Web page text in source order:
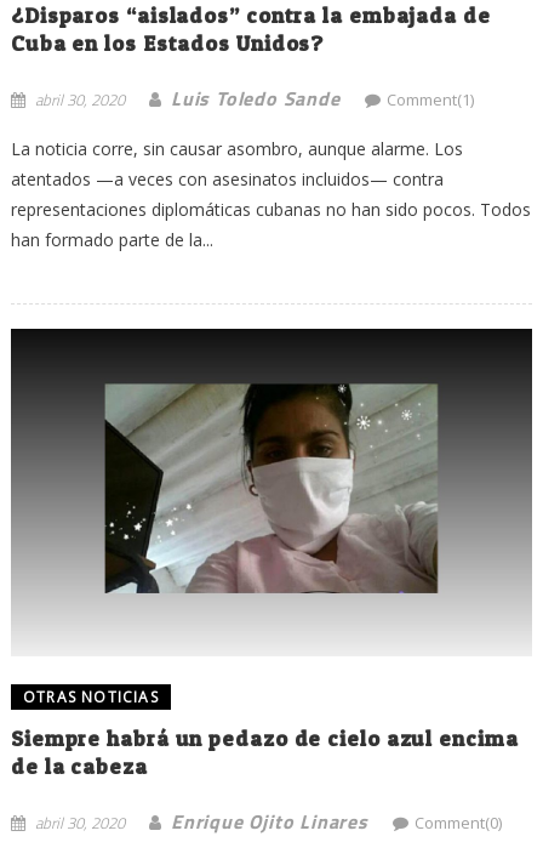
¿Disparos “aislados” contra la embajada de
Cuba en los Estados Unidos?
abril 30, 2020 Luis Toledo Sande Comment(1)
La noticia corre, sin causar asombro, aunque alarme. Los
atentados —a veces con asesinatos incluidos— contra
representaciones diplomáticas cubanas no han sido pocos. Todos
han formado parte de la...
OTRAS NOTICIAS
Siempre habrá un pedazo de cielo azul encima
de la cabeza
abril 30, 2020 Enrique Ojito Linares Comment(0)